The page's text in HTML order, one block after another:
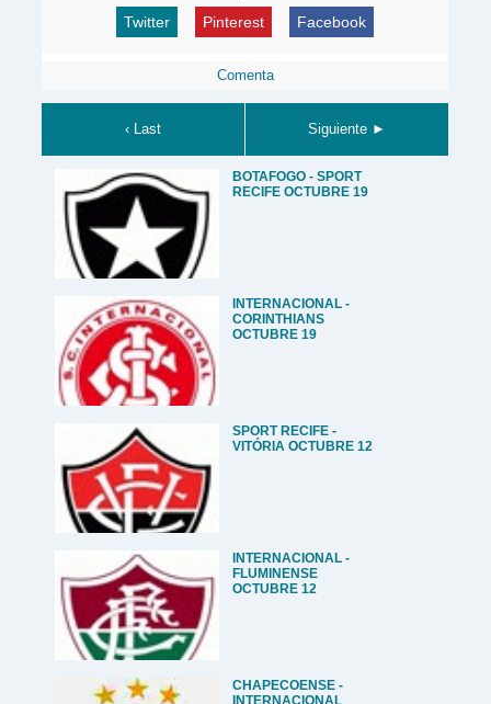
Twitter Pinterest Facebook
Comenta
‹ Last Siguiente ►
BOTAFOGO - SPORT
RECIFE OCTUBRE 19
INTERNACIONAL -
CORINTHIANS
OCTUBRE 19
SPORT RECIFE -
VITÓRIA OCTUBRE 12
INTERNACIONAL -
FLUMINENSE
OCTUBRE 12
CHAPECOENSE -
INTERNACIONAL